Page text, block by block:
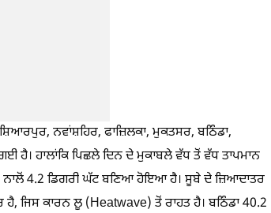
ਨਵਾਂਸ਼ਹਿਰ, ਫਾਜ਼ਿਲਕਾ, ਮੁਕਤਸਰ, ਬਠਿੰਡਾ,
ਹੈ। ਹਾਲਾਂਕਿ ਪਿਛਲੇ ਦਿਨ ਦੇ ਮੁਕਾਬਲੇ ਵੱਧ ਤੋਂ ਵੱਧ ਤਾਪਮਾਨ
ਨਾਲੋਂ 4.2 ਡਿਗਰੀ ਘੱਟ ਬਣਿਆ ਹੋਇਆ ਹੈ। ਸੂਬੇ ਦੇ ਜ਼ਿਆਦਾਤਰ
ਹੈ, ਜਿਸ ਕਾਰਨ ਲੂ (Heatwave) ਤੋਂ ਰਾਹਤ ਹੈ। ਬਠਿੰਡਾ 40.2